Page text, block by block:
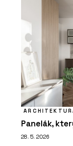
Panelák,
28. 5. 2026